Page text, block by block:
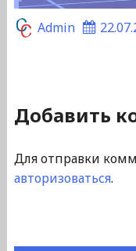
Admin
Добавить
Для отправки
авторизоваться.